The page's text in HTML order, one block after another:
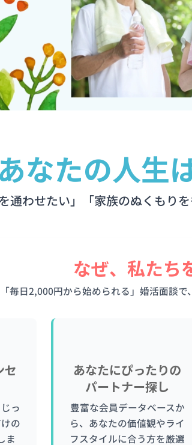
なたの人生
通わせたい」「家族のぬくも
なぜ、私たち
「毎日2,000円から始められる」婚活面談
セ
っ
の
ま
あなたにぴったりの
パートナー探し
豊富な会員データベースか
ら、あなたの価値観やライ
フスタイルに合う方を厳選